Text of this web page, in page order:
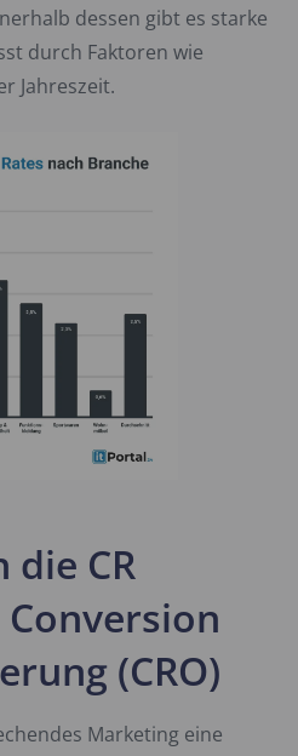
dessen gibt es starke
durch Faktoren wie
Jahreszeit.
die CR
(CRO)
Marketing eine